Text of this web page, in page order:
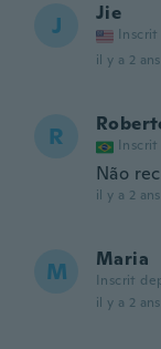
J Jie
Inscrit
il y a 2 ans
R Inscrit
Não
il y a 2 ans
M Maria
Inscrit
il y a 2 ans